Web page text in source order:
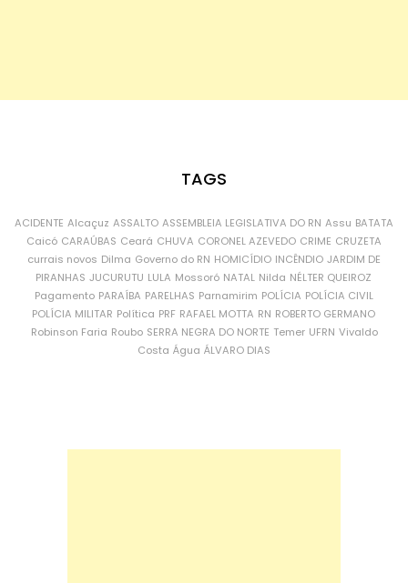
TAGS
ACIDENTE Alcaçuz ASSALTO ASSEMBLEIA LEGISLATIVA DO RN Assu BATATA
Caicó CARAÚBAS Ceará CHUVA CORONEL AZEVEDO CRIME CRUZETA
currais novos Dilma Governo do RN HOMICÍDIO INCÊNDIO JARDIM DE
PIRANHAS JUCURUTU LULA Mossoró NATAL Nilda NÉLTER QUEIROZ
Pagamento PARAÍBA PARELHAS Parnamirim POLÍCIA POLÍCIA CIVIL
POLÍCIA MILITAR Política PRF RAFAEL MOTTA RN ROBERTO GERMANO
Robinson Faria Roubo SERRA NEGRA DO NORTE Temer UFRN Vivaldo
Costa Água ÁLVARO DIAS